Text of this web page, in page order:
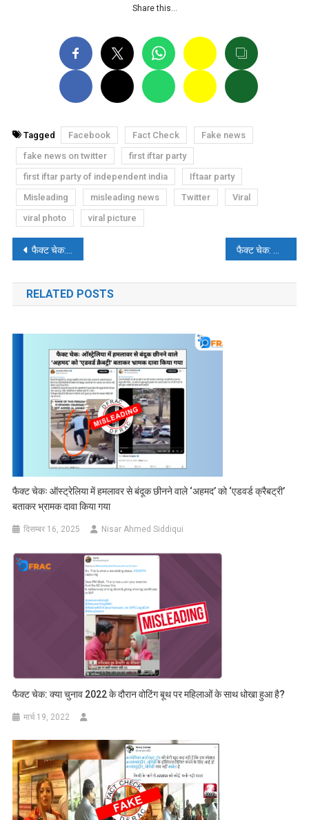
Share this…
Tagged Facebook Fact Check
Fake news
fake news on twitter
first iftar party
first iftar party of independent india
Iftaar party
Misleading
misleading news Twitter
Viral
viral photo
viral picture
पोस्ट
नेविगेशन
फैक्ट चेक: क्या इस्लामिक पार्टी बेल्जियम को इस्लामिक देश घोषित करने और शरिया कानून का पालन करने की मांग कर रही है?
RELATED POSTS
फैक्ट चेकः ऑस्ट्रेलिया में हमलावर से बंदूक छीनने वाले ‘अहमद’ को ‘एडवर्ड क्रैबट्री’
बताकर भ्रामक दावा किया गया
दिसम्बर 16, 2025 Nisar Ahmed Siddiqui
फैक्ट चेक: क्या चुनाव 2022 के दौरान वोटिंग बूथ पर महिलाओं के साथ धोखा हुआ है?
मार्च 19, 2022